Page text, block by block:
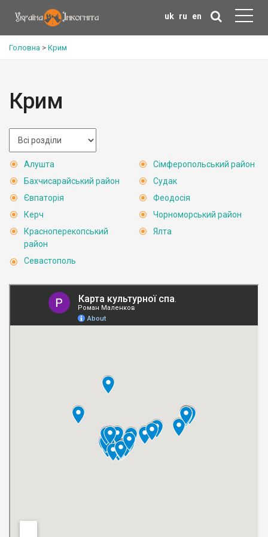
uk ru en
Головна > Крим
Крим
Алушта
Бахчисарайський район
Євпаторія
Керч
Красноперекопський
район
Севастополь
Сімферопольський район
Судак
Феодосія
Чорноморський район
Ялта